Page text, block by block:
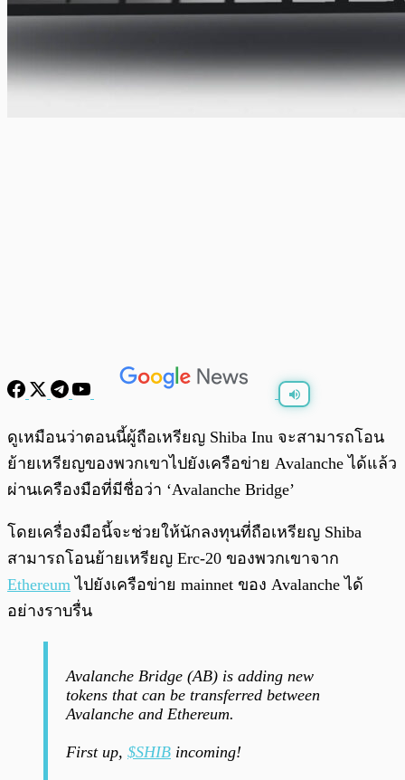
พร้อมเล่น 0:00
ดูเหมือนว่าตอนนี้ผู้ถือเหรียญ Shiba Inu จะสามารถโอน
ย้ายเหรียญของพวกเขาไปยังเครือข่าย Avalanche ได้แล้ว
ผ่านเครืองมือที่มีชื่อว่า ‘Avalanche Bridge’
โดยเครื่องมือนี้จะช่วยให้นักลงทุนที่ถือเหรียญ Shiba
สามารถโอนย้ายเหรียญ Erc-20 ของพวกเขาจาก
Ethereum ไปยังเครือข่าย mainnet ของ Avalanche ได้
อย่างราบรื่น
Avalanche Bridge (AB) is adding new
tokens that can be transferred between
Avalanche and Ethereum.
First up, $SHIB incoming!